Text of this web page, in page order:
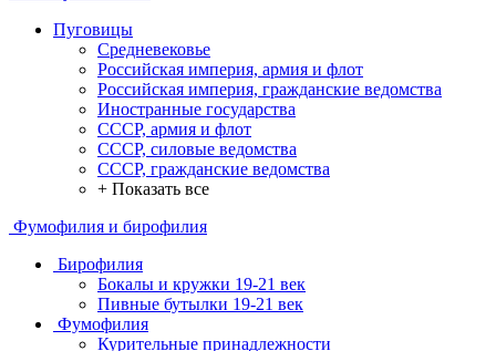
Пуговицы
Средневековье
Российская империя, армия и флот
Российская империя, гражданские ведомства
Иностранные государства
СССР, армия и флот
СССР, силовые ведомства
СССР, гражданские ведомства
+ Показать все
Фумофилия и бирофилия
Бирофилия
Бокалы и кружки 19-21 век
Пивные бутылки 19-21 век
Фумофилия
Курительные принадлежности